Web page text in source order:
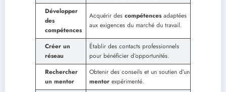
Développer
des
compétences
Acquérir des compétencesadaptées
aux exigences du marché du travail.
Créer un
réseau
Établir des contacts professionnels
pour bénéficier d’opportunités.
Rechercher
un mentor
Obtenir des conseils et un soutien d’un
mentor expérimenté.